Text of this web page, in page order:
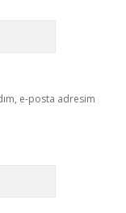
e-posta adresim